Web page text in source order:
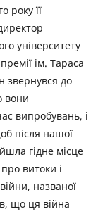
року її
університету
ім. Тараса
звернувся до
вони
випробувань, і
після нашої
гідне місце
витоки і
названої
що ця війна